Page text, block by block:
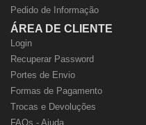
Pedido de Informação
ÁREA DE CLIENTE
Login
Recuperar Password
Portes de Envio
Formas de Pagamento
Trocas e Devoluções
FAQs - Ajuda